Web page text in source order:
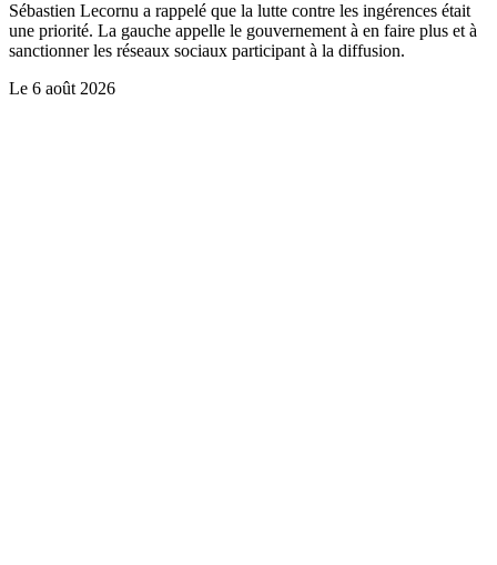
Sébastien Lecornu a rappelé que la lutte contre les ingérences était
une priorité. La gauche appelle le gouvernement à en faire plus et à
sanctionner les réseaux sociaux participant à la diffusion.
Le 6 août 2026